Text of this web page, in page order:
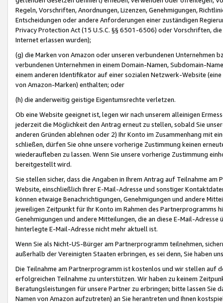
Regeln, Vorschriften, Anordnungen, Lizenzen, Genehmigungen,
Entscheidungen oder andere Anforderungen einer zuständigen
Privacy Protection Act (15 U.S.C. §§ 6501-6506) oder Vorschriften,
Internet erlassen wurden);
(g) die Marken von Amazon oder unseren verbundenen Unternehmen
verbundenen Unternehmen in einem Domain-Namen, Subdomain-
einem anderen Identifikator auf einer sozialen Netzwerk-Website
von Amazon-Marken) enthalten; oder
(h) die anderweitig geistige Eigentumsrechte verletzen.
Ob eine Website geeignet ist, legen wir nach unserem alleinigen
jederzeit die Möglichkeit den Antrag erneut zu stellen, sobald Sie
anderen Gründen ablehnen oder 2) Ihr Konto im Zusammenhang mit
schließen, dürfen Sie ohne unsere vorherige Zustimmung keinen
wiederaufleben zu lassen. Wenn Sie unsere vorherige Zustimmung
bereitgestellt wird.
Sie stellen sicher, dass die Angaben in Ihrem Antrag auf Teilnahme
Website, einschließlich Ihrer E-Mail-Adresse und sonstiger
können etwaige Benachrichtigungen, Genehmigungen und andere
jeweiligen Zeitpunkt für Ihr Konto im Rahmen des Partnerprogramms
Genehmigungen und andere Mitteilungen, die an diese E-Mail-
hinterlegte E-Mail-Adresse nicht mehr aktuell ist.
Wenn Sie als Nicht-US-Bürger am Partnerprogramm teilnehmen,
außerhalb der Vereinigten Staaten erbringen, es sei denn, Sie haben
Die Teilnahme am Partnerprogramm ist kostenlos und wir stellen auf
erfolgreichen Teilnahme zu unterstützen. Wir haben zu keinem
Beratungsleistungen für unsere Partner zu erbringen; bitte lassen Sie
Namen von Amazon aufzutreten) an Sie herantreten und Ihnen